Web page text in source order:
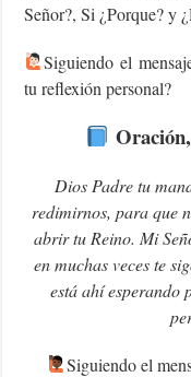
Señor?, Si ¿Porque? y
Siguiendo el
tu reflexión personal?
Dios Padre tu
redimirnos, para que
abrir tu Reino. Mi
en muchas veces te
está ahí esperando
‍Siguiendo el